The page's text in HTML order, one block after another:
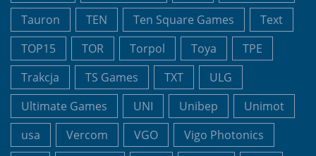
Tauron
TEN Ten Square Games
Text
TOP15
TOR Torpol Toya
TPE
Trakcja
TS Games TXT
ULG
Ultimate Games
UNI Unibep
Unimot
usa
Vercom VGO
Vigo Photonics